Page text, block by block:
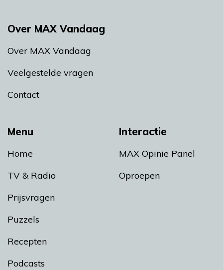
Menu
Home
TV & Radio
Prijsvragen
Puzzels
Recepten
Podcasts
Interactie
MAX Opinie Panel
Oproepen
Over MAX Vandaag
Over MAX Vandaag
Veelgestelde vragen
Contact